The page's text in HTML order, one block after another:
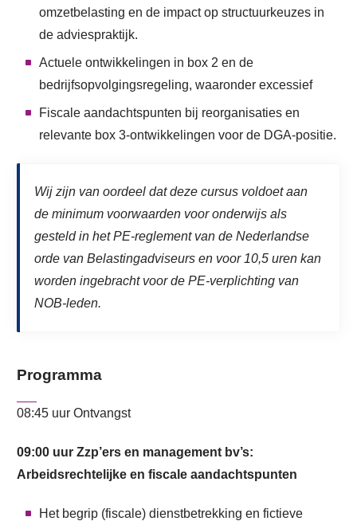
omzetbelasting en de impact op structuurkeuzes in
de adviespraktijk.
Actuele ontwikkelingen in box 2 en de
bedrijfsopvolgingsregeling, waaronder excessief
Fiscale aandachtspunten bij reorganisaties en
relevante box 3‑ontwikkelingen voor de DGA‑positie.
Wij zijn van oordeel dat deze cursus voldoet aan
de minimum voorwaarden voor onderwijs als
gesteld in het PE-reglement van de Nederlandse
orde van Belastingadviseurs en voor 10,5 uren kan
worden ingebracht voor de PE-verplichting van
NOB-leden.
Programma
08:45 uur Ontvangst
09:00 uur Zzp’ers en management bv’s:
Arbeidsrechtelijke en fiscale aandachtspunten
Het begrip (fiscale) dienstbetrekking en fictieve